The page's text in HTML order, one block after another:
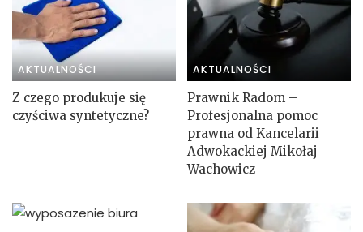
AKTUALNOŚCI
Z czego produkuje się
czyściwa syntetyczne?
AKTUALNOŚCI
Prawnik Radom –
Profesjonalna pomoc
prawna od Kancelarii
Adwokackiej Mikołaj
Wachowicz